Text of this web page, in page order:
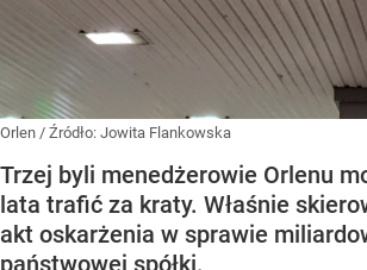
Orlen / Źródło: Jowita Flankowska
Trzej byli menedżerowie Orlenu
lata trafić za kraty. Właśnie
akt oskarżenia w sprawie